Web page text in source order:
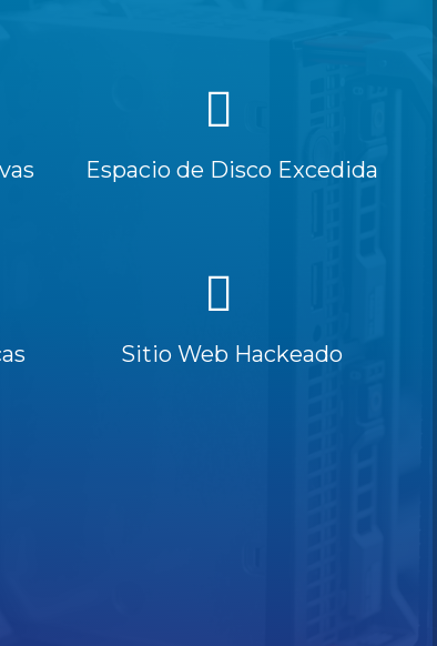
Espacio de Disco Excedida
Sitio Web Hackeado